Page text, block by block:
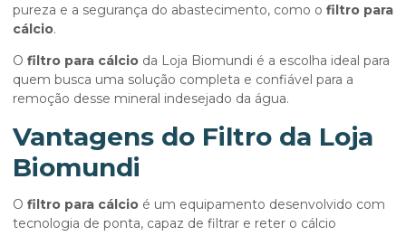
pureza e a segurança do abastecimento, como o filtro para
cálcio.
O filtro para cálcio da Loja Biomundi é a escolha ideal para
quem busca uma solução completa e confiável para a
remoção desse mineral indesejado da água.
Vantagens do Filtro da Loja
Biomundi
O filtro para cálcio é um equipamento desenvolvido com
tecnologia de ponta, capaz de filtrar e reter o cálcio